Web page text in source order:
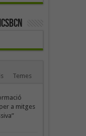
Temes
a mitges